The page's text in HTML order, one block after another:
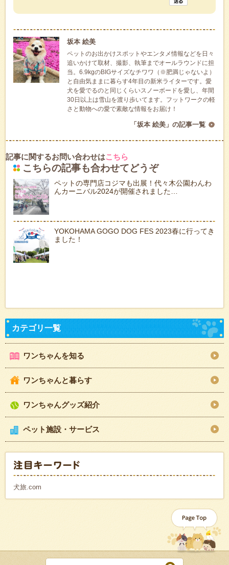
坂本 絵美
ペットのお出かけスポットやエンタメ情報などを日々
追いかけて取材、撮影、執筆までオールラウンドに担
当。6.9kgのBIGサイズなチワワ（※肥満じゃないよ）
と自由気ままに暮らす4年目の新米ライターです。愛
犬を愛でるのと同じくらいスノーボードを愛し、年間
30日以上は雪山を渡り歩いてます。フットワークの軽
さと動物への愛で素敵な情報をお届け！
「坂本 絵美」の記事一覧
記事に関するお問い合わせはこちら
こちらの記事も合わせてどうぞ
ペットの専門店コジマも出展！代々木公園わんわ
んカーニバル2024が開催されました…
YOKOHAMA GOGO DOG FES 2023春に行ってき
ました！
ワンちゃんを知る
ワンちゃんと暮らす
ワンちゃんグッズ紹介
ペット施設・サービス
犬旅.com